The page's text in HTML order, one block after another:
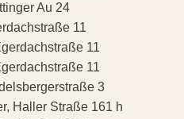
Au 24
11
11
11
3
Haller Straße 161 h